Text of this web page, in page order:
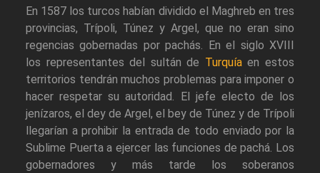
En 1587 los turcos habían dividido el Maghreb en tres
provincias, Trípoli, Túnez y Argel, que no eran sino
regencias gobernadas por pachás. En el siglo XVIII
los representantes del sultán de Turquíaen estos
territorios tendrán muchos problemas para imponer o
hacer respetar su autoridad. El jefe electo de los
jenízaros, el dey de Argel, el bey de Túnez y de Trípoli
llegarían a prohibir la entrada de todo enviado por la
Sublime Puerta a ejercer las funciones de pachá. Los
gobernadores y más tarde los soberanos